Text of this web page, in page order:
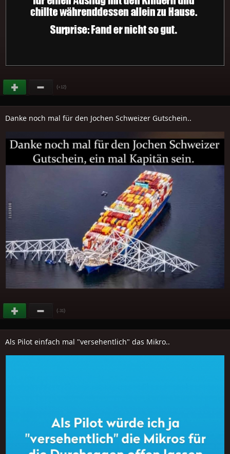
(+12)
Danke noch mal für den Jochen Schweizer Gutschein..
(-31)
Als Pilot einfach mal "versehentlich" das Mikro..